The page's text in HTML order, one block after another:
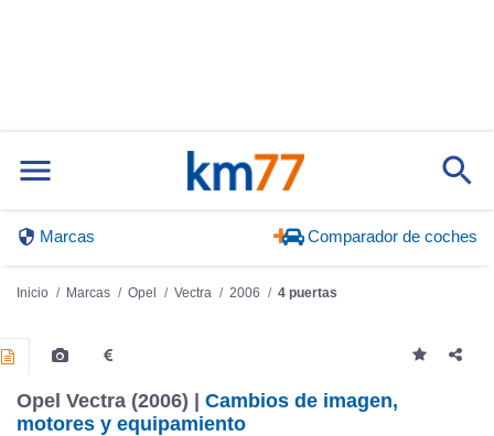
Marcas Comparador de coches
Inicio Marcas Opel Vectra 2006 4 puertas
Opel Vectra (2006) | Cambios de imagen,
motores y equipamiento